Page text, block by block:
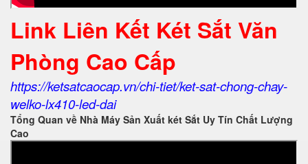
Link Liên Kết Két Sắt Văn
Phòng Cao Cấp
https://ketsatcaocap.vn/chi-tiet/ket-sat-chong-chay-
welko-lx410-led-dai
Tổng Quan về Nhà Máy Sản Xuất két Sắt Uy Tín Chất Lượng
Cao